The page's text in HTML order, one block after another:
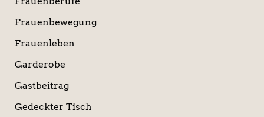
Frauenbewegung
Frauenleben
Garderobe
Gastbeitrag
Gedeckter Tisch